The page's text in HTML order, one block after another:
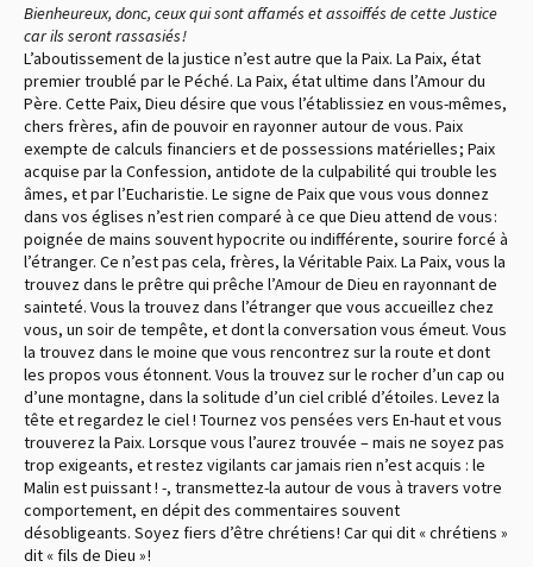
Bienheureux, donc, ceux qui sont affamés et assoiffés de cette Justice
car ils seront rassasiés !
L’aboutissement de la justice n’est autre que la Paix. La Paix, état
premier troublé par le Péché. La Paix, état ultime dans l’Amour du
Père. Cette Paix, Dieu désire que vous l’établissiez en vous-mêmes,
chers frères, afin de pouvoir en rayonner autour de vous. Paix
exempte de calculs financiers et de possessions matérielles ; Paix
acquise par la Confession, antidote de la culpabilité qui trouble les
âmes, et par l’Eucharistie. Le signe de Paix que vous vous donnez
dans vos églises n’est rien comparé à ce que Dieu attend de vous :
poignée de mains souvent hypocrite ou indifférente, sourire forcé à
l’étranger. Ce n’est pas cela, frères, la Véritable Paix. La Paix, vous la
trouvez dans le prêtre qui prêche l’Amour de Dieu en rayonnant de
sainteté. Vous la trouvez dans l’étranger que vous accueillez chez
vous, un soir de tempête, et dont la conversation vous émeut. Vous
la trouvez dans le moine que vous rencontrez sur la route et dont
les propos vous étonnent. Vous la trouvez sur le rocher d’un cap ou
d’une montagne, dans la solitude d’un ciel criblé d’étoiles. Levez la
tête et regardez le ciel ! Tournez vos pensées vers En-haut et vous
trouverez la Paix. Lorsque vous l’aurez trouvée – mais ne soyez pas
trop exigeants, et restez vigilants car jamais rien n’est acquis : le
Malin est puissant ! -, transmettez-la autour de vous à travers votre
comportement, en dépit des commentaires souvent
désobligeants. Soyez fiers d’être chrétiens ! Car qui dit « chrétiens »
dit « fils de Dieu » !